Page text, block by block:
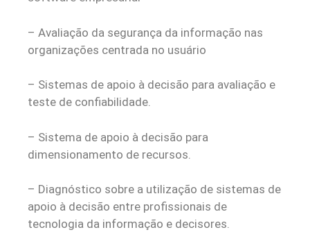
– Avaliação da segurança da informação nas
organizações centrada no usuário
– Sistemas de apoio à decisão para avaliação e
teste de confiabilidade.
– Sistema de apoio à decisão para
dimensionamento de recursos.
– Diagnóstico sobre a utilização de sistemas de
apoio à decisão entre profissionais de
tecnologia da informação e decisores.